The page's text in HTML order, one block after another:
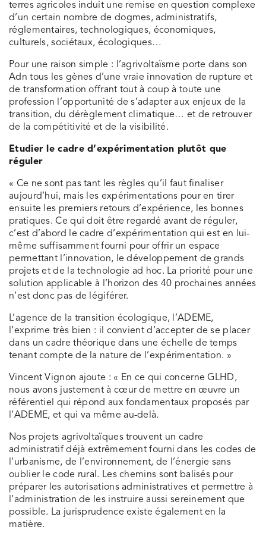
terres agricoles induit une remise en question complexe
d’un certain nombre de dogmes, administratifs,
réglementaires, technologiques, économiques,
culturels, sociétaux, écologiques…
Pour une raison simple : l’agrivoltaïsme porte dans son
Adn tous les gènes d’une vraie innovation de rupture et
de transformation offrant tout à coup à toute une
profession l’opportunité de s’adapter aux enjeux de la
transition, du dérèglement climatique… et de retrouver
de la compétitivité et de la visibilité.
Etudier le cadre d’expérimentation plutôt que
réguler
« Ce ne sont pas tant les règles qu’il faut finaliser
aujourd’hui, mais les expérimentations pour en tirer
ensuite les premiers retours d’expérience, les bonnes
pratiques. Ce qui doit être regardé avant de réguler,
c’est d’abord le cadre d’expérimentation qui est en lui-
même suffisamment fourni pour offrir un espace
permettant l’innovation, le développement de grands
projets et de la technologie ad hoc. La priorité pour une
solution applicable à l’horizon des 40 prochaines années
n’est donc pas de légiférer.
L’agence de la transition écologique, l’ADEME,
l’exprime très bien : il convient d’accepter de se placer
dans un cadre théorique dans une échelle de temps
tenant compte de la nature de l’expérimentation. »
Vincent Vignon ajoute : « En ce qui concerne GLHD,
nous avons justement à cœur de mettre en œuvre un
référentiel qui répond aux fondamentaux proposés par
l’ADEME, et qui va même au-delà.
Nos projets agrivoltaïques trouvent un cadre
administratif déjà extrêmement fourni dans les codes de
l’urbanisme, de l’environnement, de l’énergie sans
oublier le code rural. Les chemins sont balisés pour
préparer les autorisations administratives et permettre à
l’administration de les instruire aussi sereinement que
possible. La jurisprudence existe également en la
matière.